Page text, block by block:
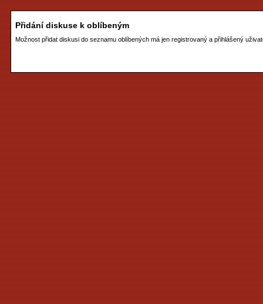
Přidání diskuse k oblíbeným
Možnost přidat diskusi do seznamu oblíbených má jen registrovaný a přihlášený